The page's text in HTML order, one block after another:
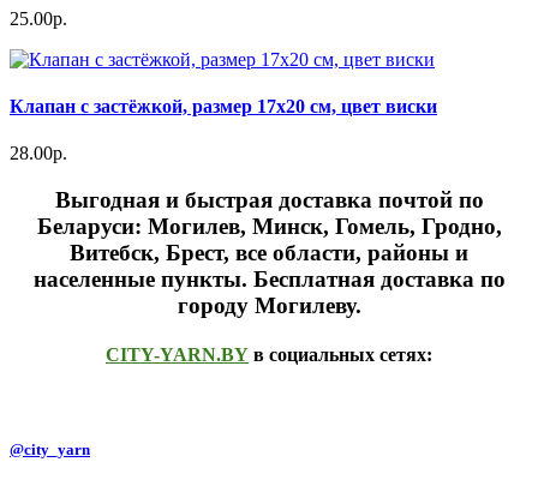
25.00р.
Клапан с застёжкой, размер 17х20 см, цвет виски
28.00р.
Выгодная и быстрая доставка почтой по
Беларуси: Могилев, Минск, Гомель, Гродно,
Витебск, Брест, все области, районы и
населенные пункты. Бесплатная доставка по
городу Могилеву.
CITY-YARN.BY в социальных сетях:
@city_yarn